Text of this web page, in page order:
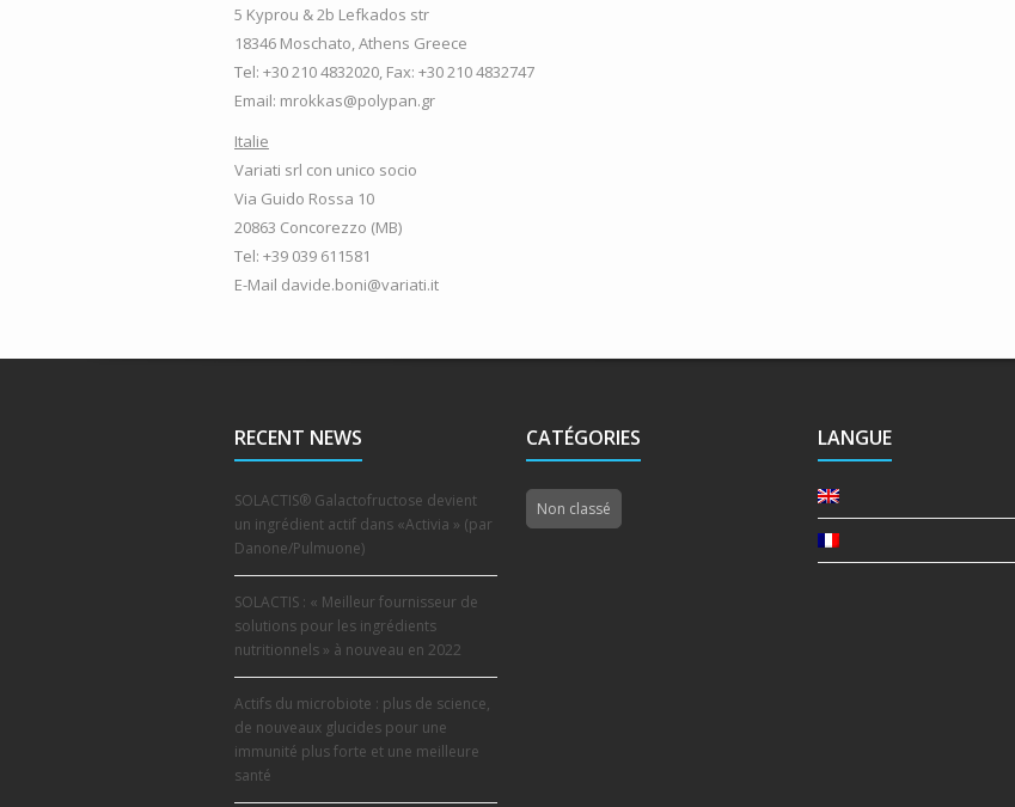
5 Kyprou & 2b Lefkados str
18346 Moschato, Athens Greece
Tel: +30 210 4832020, Fax: +30 210 4832747
Email: mrokkas@polypan.gr
Italie
Variati srl con unico socio
Via Guido Rossa 10
20863 Concorezzo (MB)
Tel: +39 039 611581
E-Mail davide.boni@variati.it
RECENT NEWS
SOLACTIS® Galactofructose devient
un ingrédient actif dans «Activia » (par
Danone/Pulmuone)
SOLACTIS : « Meilleur fournisseur de
solutions pour les ingrédients
nutritionnels » à nouveau en 2022
Actifs du microbiote : plus de science,
de nouveaux glucides pour une
immunité plus forte et une meilleure
santé
CATÉGORIES
Non classé
LANGUE